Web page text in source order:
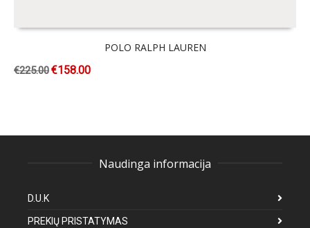
POLO RALPH LAUREN
€225.00€158.00
Naudinga informacija
D.U.K
PREKIŲ PRISTATYMAS